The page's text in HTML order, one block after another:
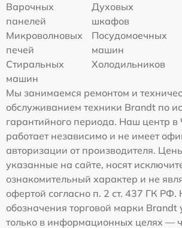
Варочных
панелей
Духовых
шкафов
Микроволновых
печей
Посудомоечных
машин
Стиральных
машин
Холодильников
Мы занимаемся ремонтом и
обслуживанием техники Brandt по
гарантийного периода. Наш центр в
работает независимо и не имеет
авторизации от производителя.
указанные на сайте, носят
ознакомительный характер и не
офертой согласно п. 2 ст. 437 ГК РФ.
обозначения торговой марки Brandt
только в информационных целях —